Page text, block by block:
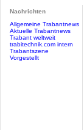
Nachrichten
Allgemeine Trabantnews
Aktuelle Trabantnews
Trabant weltweit
trabitechnik.com intern
Trabantszene
Vorgestellt